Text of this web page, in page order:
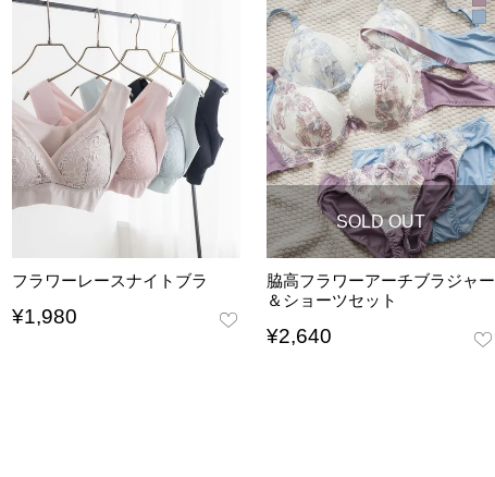
フラワーレースナイトブラ
¥1,980
SOLD OUT
脇高フラワーアーチブラジャー
＆ショーツセット
¥2,640